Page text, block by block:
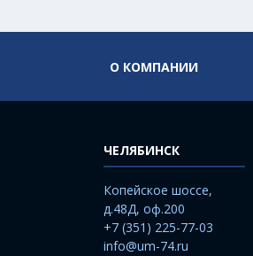
О КОМПАНИИ
ЧЕЛЯБИНСК
Копейское шоссе,
д.48Д, оф.200
+7 (351) 225-77-03
info@um-74.ru